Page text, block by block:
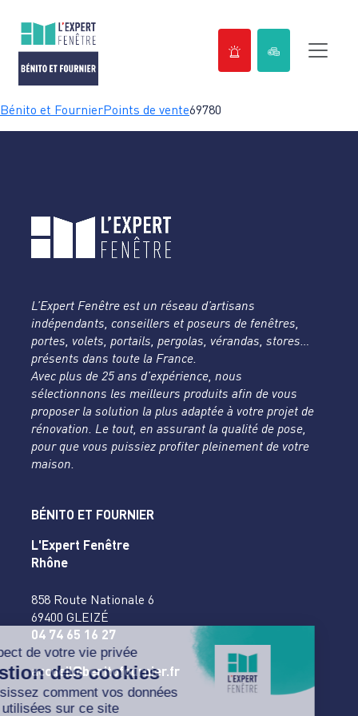
Passer
Bénito et FournierPoints de vente69780
L’Expert Fenêtre est un réseau d’artisans
indépendants, conseillers et poseurs de fenêtres,
portes, volets, portails, pergolas, vérandas, stores…
présents dans toute la France.
Avec plus de 25 ans d’expérience, nous
sélectionnons les meilleurs produits afin de vous
proposer la solution la plus adaptée à votre projet de
rénovation. Le tout, en assurant la qualité de pose,
pour que vous puissiez profiter pleinement de votre
maison.
BÉNITO ET FOURNIER
L'Expert Fenêtre
Rhône
858 Route Nationale 6
69400 GLEIZÉ
04 74 65 16 27
accueil@benitofournier.fr